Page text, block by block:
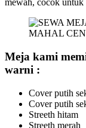
mewah, cocok untuk
Meja kami
warni :
Cover putih
Cover putih
Streeth hitam
Streeth merah